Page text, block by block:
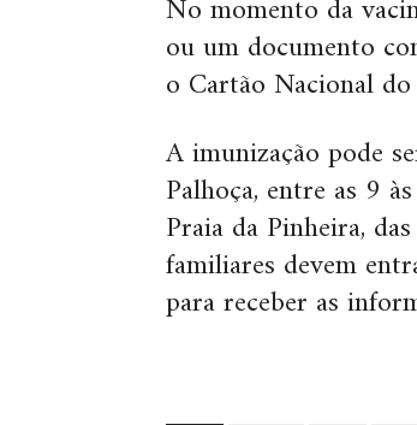
No momento da
ou um documento
o Cartão Nacional
A imunização pode
Palhoça, entre as 9
Praia da Pinheira,
familiares devem
para receber as